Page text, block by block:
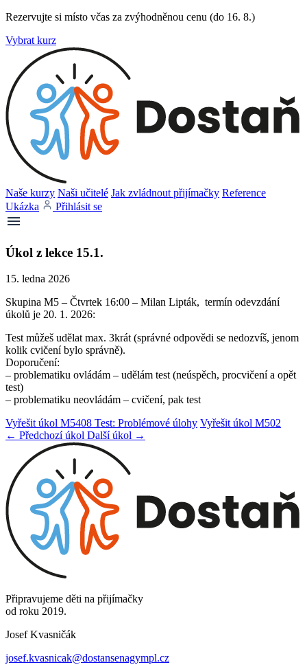
Rezervujte si místo včas za zvýhodněnou cenu (do 16. 8.)
Vybrat kurz
Naše kurzy Naši učitelé Jak zvládnout přijímačky Reference
Ukázka
Přihlásit se
Úkol z lekce 15.1.
15. ledna 2026
Skupina M5 – Čtvrtek 16:00 – Milan Lipták, termín odevzdání
úkolů je 20. 1. 2026:
Test můžeš udělat max. 3krát (správné odpovědi se nedozvíš, jenom
kolik cvičení bylo správně).
Doporučení:
– problematiku ovládám – udělám test (neúspěch, procvičení a opět
test)
– problematiku neovládám – cvičení, pak test
Vyřešit úkol M5408 Test: Problémové úlohy Vyřešit úkol M502
← Předchozí úkol Další úkol →
Připravujeme děti na přijímačky
od roku 2019.
Josef Kvasničák
josef.kvasnicak@dostansenagympl.cz